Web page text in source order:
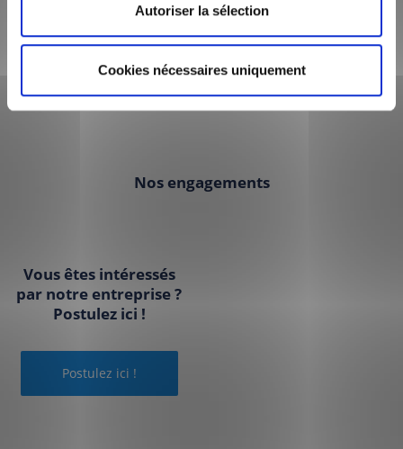
Autoriser la sélection
Cookies nécessaires uniquement
Missions sociales
Nos engagements
Vous êtes intéressés
par notre entreprise ?
Postulez ici !
Postulez ici !